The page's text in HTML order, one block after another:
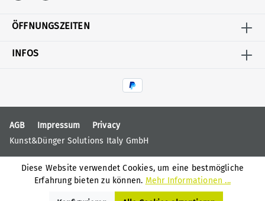
ÖFFNUNGSZEITEN
INFOS
AGB Impressum
Privacy
Kunst&Dünger Solutions Italy GmbH
Diese Website verwendet Cookies, um eine bestmögliche
Erfahrung bieten zu können. Mehr Informationen ...